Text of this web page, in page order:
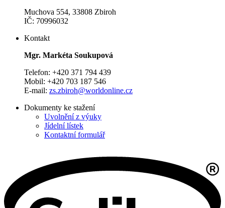
Muchova 554, 33808 Zbiroh
IČ: 70996032
Kontakt
Mgr. Markéta Soukupová
Telefon: +420 371 794 439
Mobil: +420 703 187 546
E-mail: zs.zbiroh@worldonline.cz
Dokumenty ke stažení
Uvolnění z výuky
Jídelní lístek
Kontaktní formulář